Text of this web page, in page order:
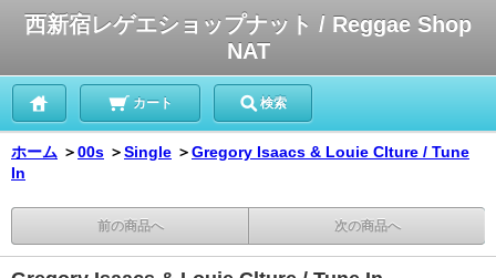
西新宿レゲエショップナット / Reggae Shop
NAT
カート 検索
ホーム ＞00s ＞Single ＞Gregory Isaacs & Louie Clture / Tune
In
前の商品へ 次の商品へ